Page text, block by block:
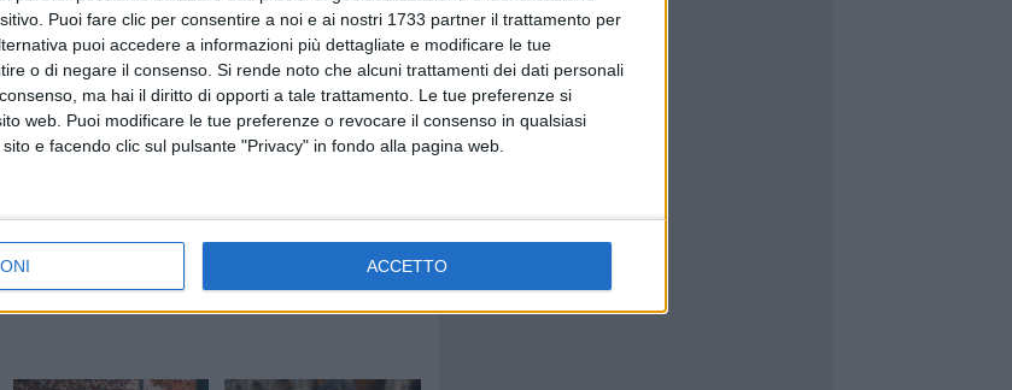
Puoi fare clic per consentire a noi e ai nostri 1733 partner il trattamento per
puoi accedere a informazioni più dettagliate e modificare le tue
o di negare il consenso. Si rende noto che alcuni trattamenti dei dati personali
ma hai il diritto di opporti a tale trattamento. Le tue preferenze si
web. Puoi modificare le tue preferenze o revocare il consenso in qualsiasi
e facendo clic sul pulsante "Privacy" in fondo alla pagina web.
ACCETTO
IFOR PMI Prometeo Puglia e I.I.S.S. Dell'Aquila
al progetto, è disponibile l'indirizzo email
il numero 0883 894774.